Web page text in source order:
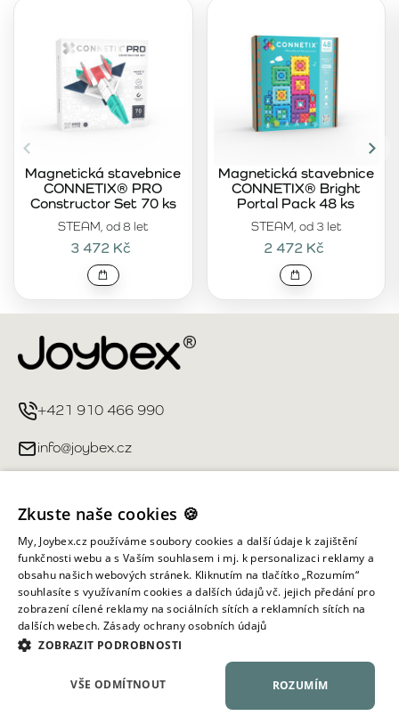
STEAM, od 8 let
Magnetická stavebnice
CONNETIX® PRO
Constructor Set 70 ks
3 472 Kč
STEAM, od 3 let
Magnetická stavebnice
CONNETIX® Bright
Portal Pack 48 ks
2 472 Kč
+421 910 466 990
info@joybex.cz
Můj účet
Informace obchodu
Všechna práva vyhrazena ©
Zkuste naše cookies 🍪
My, Joybex.cz používáme soubory cookies a další údaje k zajištění
funkčnosti webu a s Vaším souhlasem i mj. k personalizaci reklamy a
obsahu našich webových stránek. Kliknutím na tlačítko „Rozumím“
souhlasíte s využívaním cookies a dalších údajů vč. jejich předání pro
zobrazení cílené reklamy na sociálních sítích a reklamních sítích na
dalších webech. Zásady ochrany osobních údajů
ZOBRAZIT PODROBNOSTI
ROZUMÍM
VŠE ODMÍTNOUT